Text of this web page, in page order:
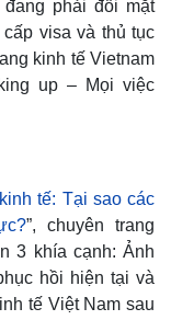
phải đối mặt
visa và thủ tục
kinh tế Vietnam
up – Mọi việc
tế: Tại sao các
”, chuyên trang
3 khía cạnh: Ảnh
hồi hiện tại và
tế Việt Nam sau